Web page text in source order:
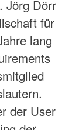
Jörg Dörr
für
lang
der User